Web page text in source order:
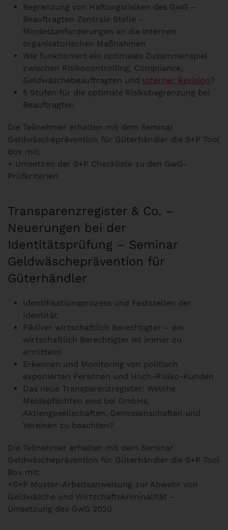
Begrenzung von Haftungsrisiken des GwG –
Beauftragten Zentrale Stelle –
Mindestanforderungen an die internen
organisatorischen Maßnahmen
Wie funktioniert ein optimales Zusammenspiel
zwischen Risikocontrolling, Compliance,
Geldwäschebeauftragten und Interner Revision?
5 Stufen für die optimale Risikobegrenzung bei
Beauftragten
Die Teilnehmer erhalten mit dem Seminar
Geldwäscheprävention für Güterhändler die S+P Tool
Box mit:
+ Umsetzen der S+P Checkliste zu den GwG-
Prüfkriterien
Transparenzregister & Co. –
Neuerungen bei der
Identitätsprüfung – Seminar
Geldwäscheprävention für
Güterhändler
Identifikationsprozess und Feststellen der
Identität
Fiktiver wirtschaftlich Berechtigter – ein
wirtschaftlich Berechtigter ist immer zu
ermitteln!
Erkennen und Monitoring von politisch
exponierten Personen und Hoch-Risiko-Kunden
Das neue Transparenzregister: Welche
Meldepflichten sind bei GmbHs,
Aktiengesellschaften, Genossenschaften und
Vereinen zu beachten?
Die Teilnehmer erhalten mit dem Seminar
Geldwäscheprävention für Güterhändler die S+P Tool
Box mit:
+S+P Muster-Arbeitsanweisung zur Abwehr von
Geldwäsche und Wirtschaftskriminalität –
Umsetzung des GwG 2020